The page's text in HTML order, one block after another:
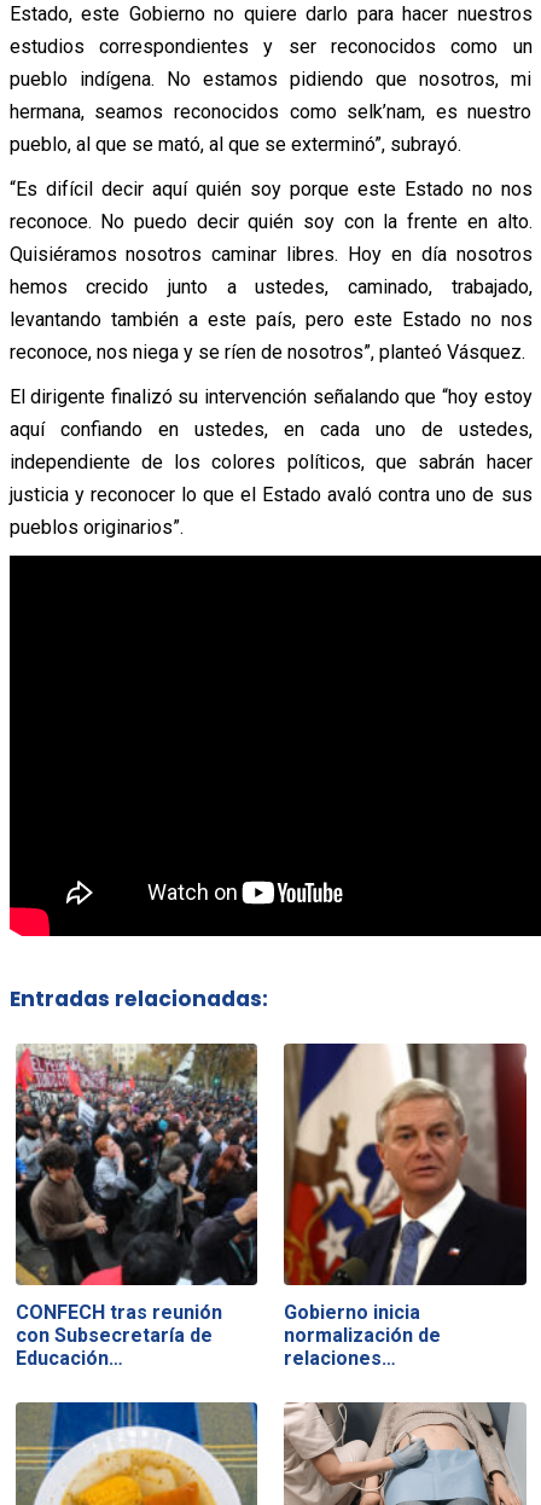
Estado, este Gobierno no quiere darlo para hacer nuestros
estudios correspondientes y ser reconocidos como un
pueblo indígena. No estamos pidiendo que nosotros, mi
hermana, seamos reconocidos como selk’nam, es nuestro
pueblo, al que se mató, al que se exterminó”, subrayó.
“Es difícil decir aquí quién soy porque este Estado no nos
reconoce. No puedo decir quién soy con la frente en alto.
Quisiéramos nosotros caminar libres. Hoy en día nosotros
hemos crecido junto a ustedes, caminado, trabajado,
levantando también a este país, pero este Estado no nos
reconoce, nos niega y se ríen de nosotros”, planteó Vásquez.
El dirigente finalizó su intervención señalando que “hoy estoy
aquí confiando en ustedes, en cada uno de ustedes,
independiente de los colores políticos, que sabrán hacer
justicia y reconocer lo que el Estado avaló contra uno de sus
pueblos originarios”.
Entradas relacionadas:
CONFECH tras reunión
con Subsecretaría de
Educación…
Gobierno inicia
normalización de
relaciones…